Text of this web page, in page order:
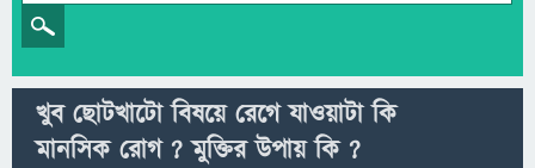
খুব ছোটখাটো বিষয়ে রেগে যাওয়াটা কি
মানসিক রোগ ? মুক্তির উপায় কি ?